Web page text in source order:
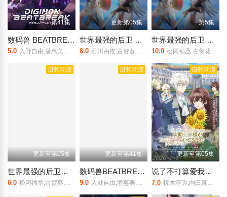
第41集
数码兽 BEATBREAK
5.0 入野自由,潘惠美,黑泽朋世,田村睦心,关根有咲,久野美咲,阿座上洋平,滨野大辉,中井和哉
更新第05集
世界最强的后卫 ～迷宫国的新人探索者～
8.0 石川由依,古贺葵,松冈祯丞,早见沙织,本渡枫,相坂优歌,高尾奏音,中村樱
第5集
世界最强的后卫 ～迷宫国的新人探索者
10.0 松冈祯丞,古贺葵,中村樱,石川由依,早见沙织,本渡枫,高尾奏音,相坂优歌
日韩动漫
更新至第05集
世界最强的后卫～迷宫国的新人探索者～
6.0 松冈祯丞,古贺葵,中村樱,石川由依,早见沙织,本渡枫,高尾奏音,相坂优歌
日韩动漫
更新至第41集
数码兽BEATBREAK
9.0 入野自由,潘惠美,黑泽朋世,田村睦心,关根有咲,久野美咲,阿座上洋平,滨野大辉,中井和哉
日韩动漫
更新至第05集
说了不打算爱我的公爵继承人，不知为何对我宠爱有加
7.0 榎木淳弥,内田真礼,石川由依,木村良平,安济知佳,浪川大辅,铃木崚汰,齐藤壮马,石川界人,山村响,国府田麻理子,田村真